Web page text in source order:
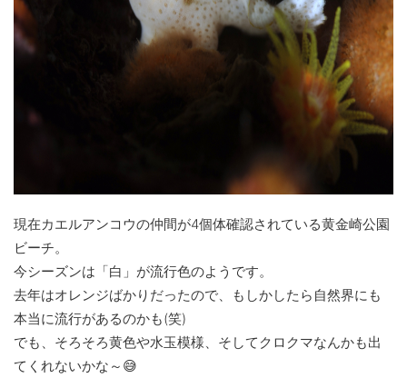
現在カエルアンコウの仲間が4個体確認されている黄金崎公園
ビーチ。
今シーズンは「白」が流行色のようです。
去年はオレンジばかりだったので、もしかしたら自然界にも
本当に流行があるのかも(笑)
でも、そろそろ黄色や水玉模様、そしてクロクマなんかも出
てくれないかな～😅